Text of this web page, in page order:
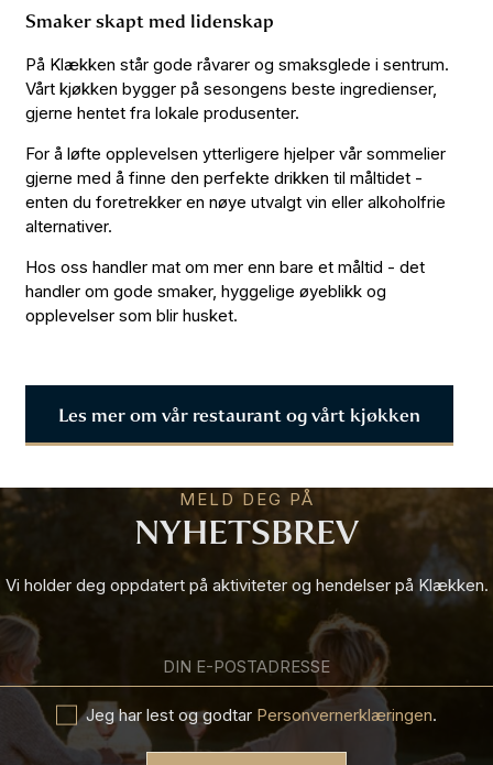
Smaker skapt med lidenskap
På Klækken står gode råvarer og smaksglede i sentrum.
Vårt kjøkken bygger på sesongens beste ingredienser,
gjerne hentet fra lokale produsenter.
For å løfte opplevelsen ytterligere hjelper vår sommelier
gjerne med å finne den perfekte drikken til måltidet -
enten du foretrekker en nøye utvalgt vin eller alkoholfrie
alternativer.
Hos oss handler mat om mer enn bare et måltid - det
handler om gode smaker, hyggelige øyeblikk og
opplevelser som blir husket.
Les mer om vår restaurant og vårt kjøkken
MELD DEG PÅ
NYHETSBREV
Vi holder deg oppdatert på aktiviteter og hendelser på Klækken.
DIN E-POSTADRESSE
Jeg har lest og godtar Personvernerklæringen.